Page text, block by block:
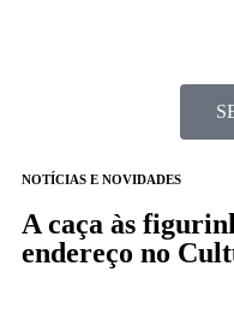
NOTÍCIAS E NOVIDADES
A caça às
endereço no